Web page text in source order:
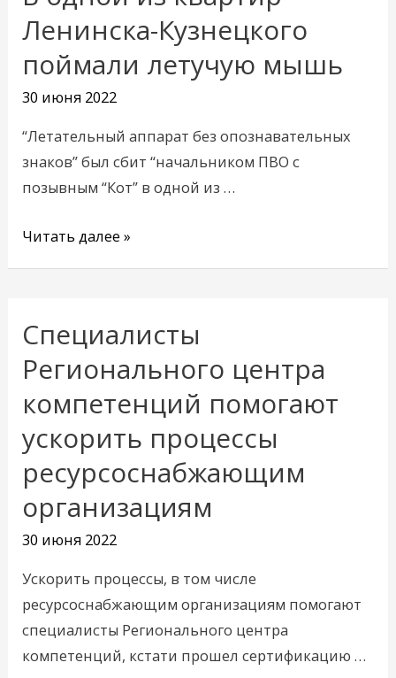
Ленинска-Кузнецкого
поймали летучую мышь
30 июня 2022
“Летательный аппарат без опознавательных
знаков” был сбит “начальником ПВО с
позывным “Кот” в одной из …
одной
из
квартир
Ленинска-
поймали
летучую
мышь
Читать далее »
Специалисты
Регионального центра
компетенций помогают
ускорить процессы
ресурсоснабжающим
организациям
30 июня 2022
Ускорить процессы, в том числе
ресурсоснабжающим организациям помогают
специалисты Регионального центра
компетенций, кстати прошел сертификацию …
Специалисты
Регионального
центра
компетенций
помогают
ускорить
процессы
ресурсоснабжающим
организациям